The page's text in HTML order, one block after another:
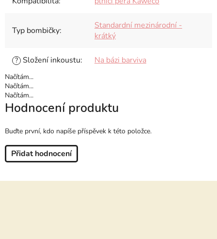
Typ bombičky:
Standardní mezinárodní -
krátký
? Složení inkoustu: Na bázi barviva
Načítám...
Načítám...
Načítám...
Hodnocení produktu
Buďte první, kdo napíše příspěvek k této položce.
Přidat hodnocení